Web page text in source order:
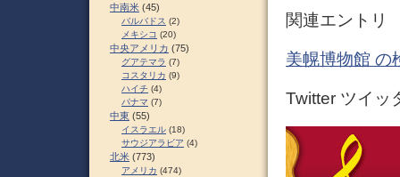
関連エントリ
美幌博物館 の
Twitter ツイッ
中南米 (45)
バルバドス (2)
メキシコ (20)
中央アメリカ (75)
グアテマラ (7)
コスタリカ (9)
ハイチ (4)
パナマ (7)
中東 (55)
イスラエル (18)
サウジアラビア (4)
北米 (773)
アメリカ (474)